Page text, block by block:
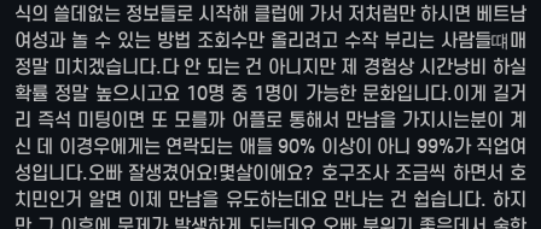
식의 쓸데없는 정보들로 시작해 클럽에 가서 저처럼만 하시면 베트남
여성과 놀 수 있는 방법 조회수만 올리려고 수작 부리는 사람들떄매
정말 미치겠습니다.다 안 되는 건 아니지만 제 경험상 시간낭비 하실
확률 정말 높으시고요 10명 중 1명이 가능한 문화입니다.이게 길거
리 즉석 미팅이면 또 모를까 어플로 통해서 만남을 가지시는분이 계
신 데 이경우에게는 연락되는 애들 90% 이상이 아니 99%가 직업여
성입니다.오빠 잘생겼어요!몇살이에요? 호구조사 조금씩 하면서 호
치민인거 알면 이제 만남을 유도하는데요 만나는 건 쉽습니다. 하지